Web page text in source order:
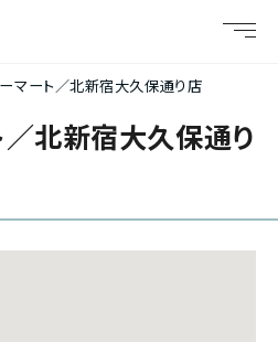
ーマート／北新宿大久保通り店
／北新宿大久保通り